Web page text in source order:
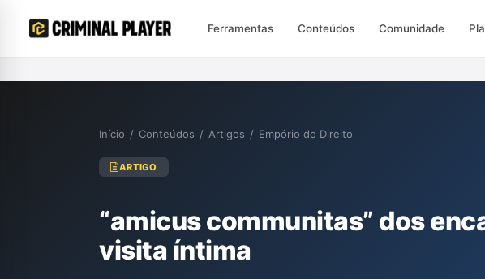
Ferramentas Conteúdos Comunidade
Início / Conteúdos / Artigos / Empório do Direito
ARTIGO
“amicus communitas” dos
visita íntima